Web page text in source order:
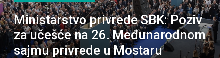
Ministarstvo privrede SBK: Poziv
za učešće na 26. Međunarodnom
sajmu privrede u Mostaru